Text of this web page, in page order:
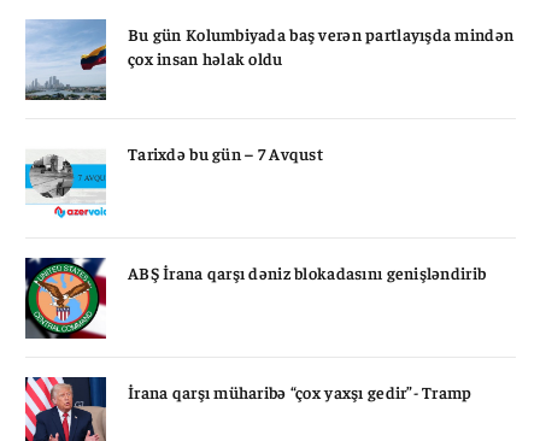
Bu gün Kolumbiyada baş verən partlayışda mindən
çox insan həlak oldu
Tarixdə bu gün – 7 Avqust
ABŞ İrana qarşı dəniz blokadasını genişləndirib
İrana qarşı müharibə “çox yaxşı gedir”- Tramp